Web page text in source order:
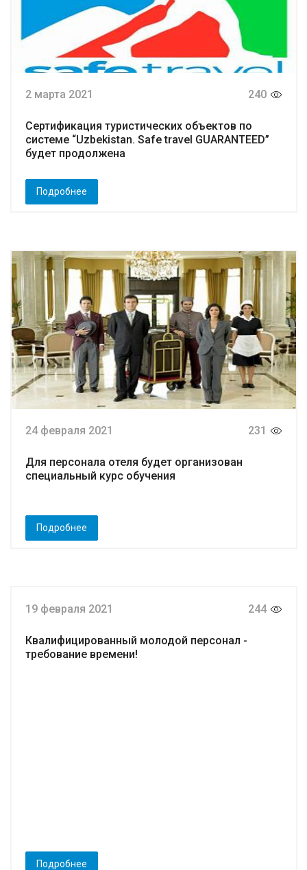
2 марта 2021 240
Сертификация туристических объектов по
системе “Uzbekistan. Safe travel GUARANTEED”
будет продолжена
Подробнее
24 февраля 2021 231
Для персонала отеля будет организован
специальный курс обучения
Подробнее
19 февраля 2021 244
Квалифицированный молодой персонал -
требование времени!
Подробнее